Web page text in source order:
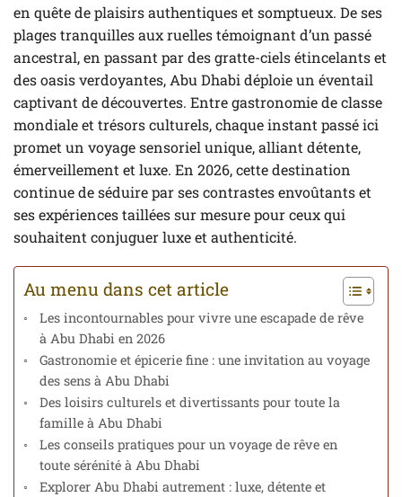
en quête de plaisirs authentiques et somptueux. De ses
plages tranquilles aux ruelles témoignant d’un passé
ancestral, en passant par des gratte-ciels étincelants et
des oasis verdoyantes, Abu Dhabi déploie un éventail
captivant de découvertes. Entre gastronomie de classe
mondiale et trésors culturels, chaque instant passé ici
promet un voyage sensoriel unique, alliant détente,
émerveillement et luxe. En 2026, cette destination
continue de séduire par ses contrastes envoûtants et
ses expériences taillées sur mesure pour ceux qui
souhaitent conjuguer luxe et authenticité.
Au menu dans cet article
Les incontournables pour vivre une escapade de rêve
à Abu Dhabi en 2026
Gastronomie et épicerie fine : une invitation au voyage
des sens à Abu Dhabi
Des loisirs culturels et divertissants pour toute la
famille à Abu Dhabi
Les conseils pratiques pour un voyage de rêve en
toute sérénité à Abu Dhabi
Explorer Abu Dhabi autrement : luxe, détente et